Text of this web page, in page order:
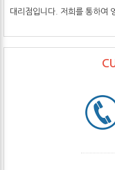
대리점입니다. 저희를 통하여